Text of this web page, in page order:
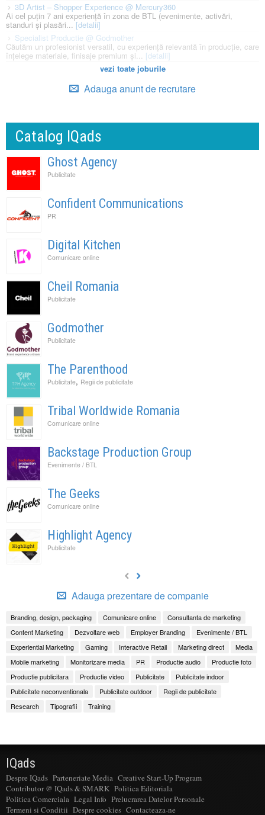
3D Artist – Shopper Experience @ Mercury360
Ai cel puțin 7 ani experiență în zona de BTL (evenimente, activări,
standuri și plasări...[detalii]
Specialist Productie @ Godmother
Căutăm un profesionist versatil, cu experiență relevantă în producție, care
înțelege materiale, finisaje premium și... [detalii]
vezi toate joburile
Adauga anunt de recrutare
Catalog IQads
Ghost Agency
Publicitate
Confident Communications
PR
Digital Kitchen
Comunicare online
Cheil Romania
Publicitate
Godmother
Publicitate
The Parenthood
Publicitate, Regii de publicitate
Tribal Worldwide Romania
Comunicare online
Backstage Production Group
Evenimente / BTL
The Geeks
Comunicare online
Highlight Agency
Publicitate
Adauga prezentare de companie
Branding, design, packaging Comunicare online
Consultanta de marketing
Content Marketing
Dezvoltare web Employer Branding
Evenimente / BTL
Experiential Marketing
Gaming Interactive Retail Marketing direct
Media
Mobile marketing
Monitorizare media PR Productie audio
Productie foto
Productie publicitara
Productie video Publicitate
Publicitate indoor
Publicitate neconventionala
Publicitate outdoor
Regii de publicitate
Research
Tipografii Training
IQads
Despre IQads Parteneriate Media Creative Start-Up Program
Contributor @ IQads & SMARK Politica Editoriala
Politica Comerciala Legal Info Prelucrarea Datelor Personale
Termeni si Conditii Despre cookies Contacteaza-ne